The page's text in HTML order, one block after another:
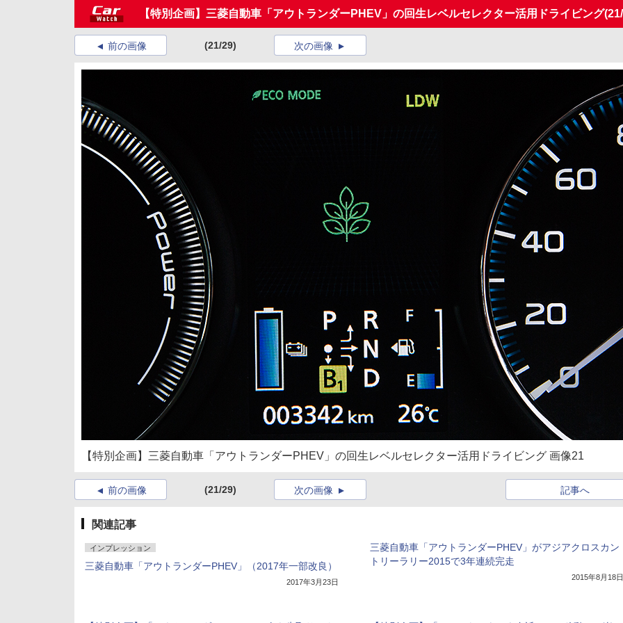
【特別企画】三菱自動車「アウトランダーPHEV」の回生レベルセレクター活用ドライビング
前の画像 (21/29) 次の画像
【特別企画】三菱自動車「アウトランダーPHEV」の回生レベルセレクター活用ドライビング 画像21
前の画像 (21/29) 記事へ
次の画像
関連記事
インプレッション
三菱自動車「アウトランダーPHEV」（2017年一部改良）
2017年3月23日
三菱自動車「アウトランダーPHEV」がアジアクロスカン
トリーラリー2015で3年連続完走
2015年8月18日